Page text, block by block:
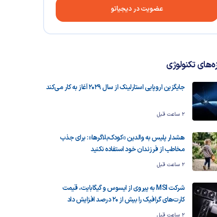
عضویت در دیجیاتو
تکنولوژی
جایگزین اروپایی استارلینک از سال ۲۰۲۹ آغاز به کار می‌کند
2 ساعت قبل
هشدار پلیس به والدین «کودک‌بلاگرها»: برای جذب
مخاطب از فرزندان خود استفاده نکنید
2 ساعت قبل
شرکت MSI به پیروی از ایسوس و گیگابایت، قیمت
کارت‌های گرافیک را بیش از ۲۰ درصد افزایش داد
2 ساعت قبل